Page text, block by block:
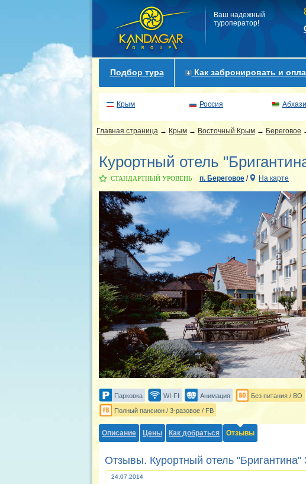
Ваш надежный
туроператор!
Подбор тура Как забронировать и
Крым Россия
Главная страница → Крым → Восточный Крым → Береговое
Курортный отель
СТАНДАРТНЫЙ УРОВЕНЬ п. Береговое / На карте
Парковка WI-FI Анимация Без питания / BO
Полный пансион / 3-разовое / FB
Описание Цены Как добраться Отзывы
Отзывы. Курортный отель "Бригантина"
24.07.2014